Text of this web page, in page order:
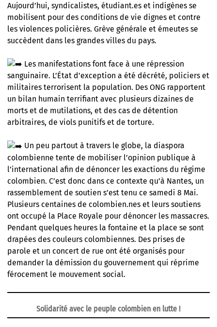
Aujourd’hui, syndicalistes, étudiant.es et indigènes se
mobilisent pour des conditions de vie dignes et contre
les violences policières. Grève générale et émeutes se
succèdent dans les grandes villes du pays.
Les manifestations font face à une répression
sanguinaire. L’État d’exception a été décrété, policiers et
militaires terrorisent la population. Des ONG rapportent
un bilan humain terrifiant avec plusieurs dizaines de
morts et de mutilations, et des cas de détention
arbitraires, de viols punitifs et de torture.
Un peu partout à travers le globe, la diaspora
colombienne tente de mobiliser l’opinion publique à
l’international afin de dénoncer les exactions du régime
colombien. C’est donc dans ce contexte qu’à Nantes, un
rassemblement de soutien s’est tenu ce samedi 8 Mai.
Plusieurs centaines de colombien.nes et leurs soutiens
ont occupé la Place Royale pour dénoncer les massacres.
Pendant quelques heures la fontaine et la place se sont
drapées des couleurs colombiennes. Des prises de
parole et un concert de rue ont été organisés pour
demander la démission du gouvernement qui réprime
férocement le mouvement social.
Solidarité avec le peuple colombien en lutte !